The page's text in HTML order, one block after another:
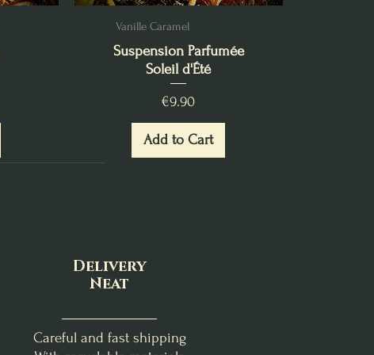
Vanille Caramel
Suspension Parfumée
Soleil d'Été
Price
€9.90
Add to Cart
Delivery
Neat
Careful and fast shipping